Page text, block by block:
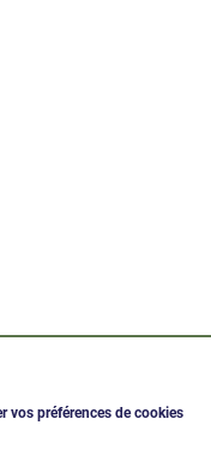
vos préférences de cookies